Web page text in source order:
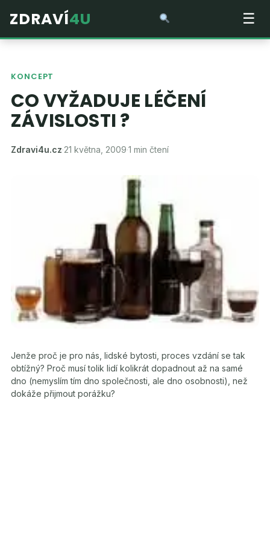
ZDRAVÍ4U ☰
KONCEPT
CO VYŽADUJE LÉČENÍ
ZÁVISLOSTI ?
Zdravi4u.cz·21 května, 2009·1 min čtení
Jenže proč je pro nás, lidské bytosti, proces vzdání se tak
obtížný? Proč musí tolik lidí kolikrát dopadnout až na samé
dno (nemyslím tím dno společnosti, ale dno osobnosti), než
dokáže přijmout porážku?